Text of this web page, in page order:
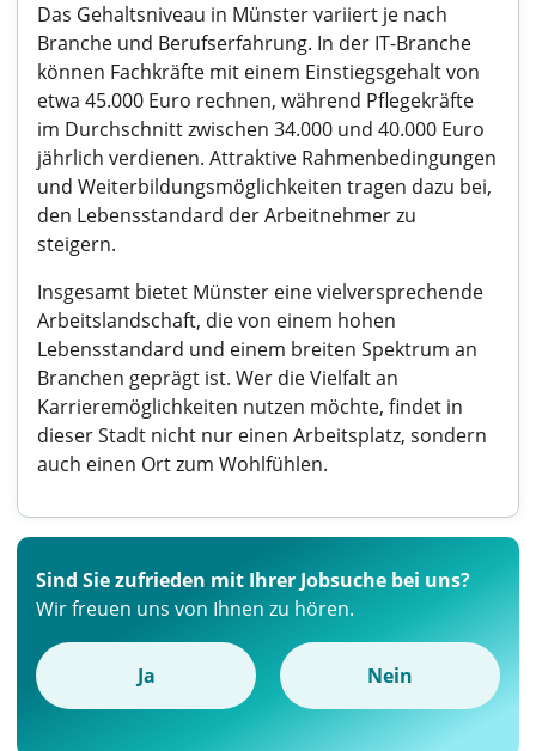
Das Gehaltsniveau in Münster variiert je nach
Branche und Berufserfahrung. In der IT-Branche
können Fachkräfte mit einem Einstiegsgehalt von
etwa 45.000 Euro rechnen, während Pflegekräfte
im Durchschnitt zwischen 34.000 und 40.000 Euro
jährlich verdienen. Attraktive Rahmenbedingungen
und Weiterbildungsmöglichkeiten tragen dazu bei,
den Lebensstandard der Arbeitnehmer zu
steigern.
Insgesamt bietet Münster eine vielversprechende
Arbeitslandschaft, die von einem hohen
Lebensstandard und einem breiten Spektrum an
Branchen geprägt ist. Wer die Vielfalt an
Karrieremöglichkeiten nutzen möchte, findet in
dieser Stadt nicht nur einen Arbeitsplatz, sondern
auch einen Ort zum Wohlfühlen.
Sind Sie zufrieden mit Ihrer Jobsuche bei uns?
Wir freuen uns von Ihnen zu hören.
Ja Nein